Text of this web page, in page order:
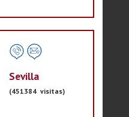
Sevilla
(451384 visitas)